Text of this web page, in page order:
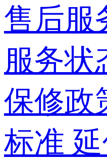
售后服
服务状
保修政
标准